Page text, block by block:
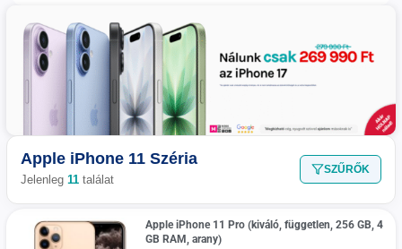
Apple iPhone 11 Széria
Jelenleg 11 találat
SZŰRŐK
Apple iPhone 11 Pro (kiváló, független, 256 GB, 4
GB RAM, arany)